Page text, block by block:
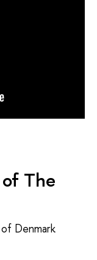
The
Denmark